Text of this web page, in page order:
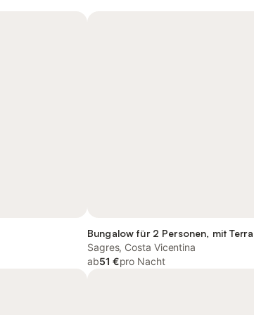
Bungalow für 2 Personen, mit
Sagres, Costa Vicentina
ab51 €pro Nacht